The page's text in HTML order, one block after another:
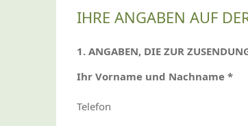
IHRE ANGABEN AUF
1. ANGABEN, DIE ZUR
Ihr Vorname und Nachname *
Telefon